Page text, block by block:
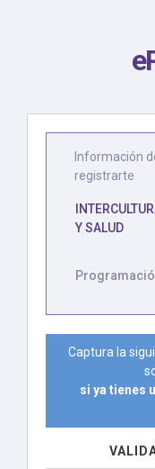
Información
registrarte
Y SALUD
Captura la
si ya tienes